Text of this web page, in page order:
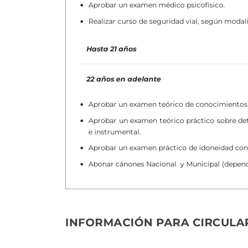
Aprobar un examen médico psicofísico.
Realizar curso de seguridad vial, según
Hasta 21 años
22 años en adelante
Aprobar un examen teórico de
Aprobar un examen teórico práctico sobre
e instrumental.
Aprobar un examen práctico de idoneidad
Abonar cánones Nacional y Municipal
INFORMACIÓN PARA